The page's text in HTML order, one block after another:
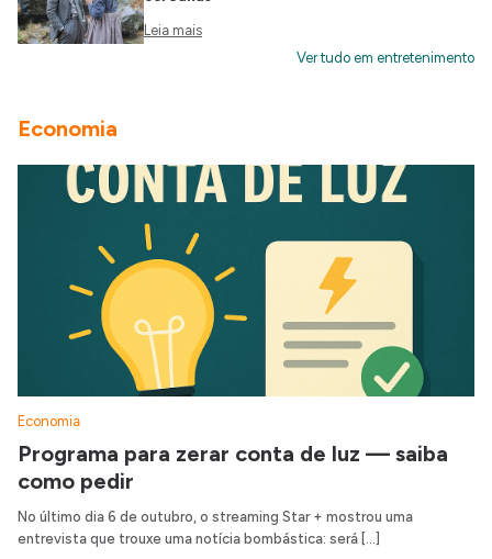
Leia mais
Ver tudo em entretenimento
Economia
Economia
Programa para zerar conta de luz — saiba
como pedir
No último dia 6 de outubro, o streaming Star + mostrou uma
entrevista que trouxe uma notícia bombástica: será […]